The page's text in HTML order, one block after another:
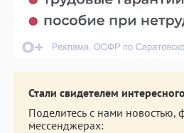
Стали свидетелем
Поделитесь с нами новостью,
мессенджерах: